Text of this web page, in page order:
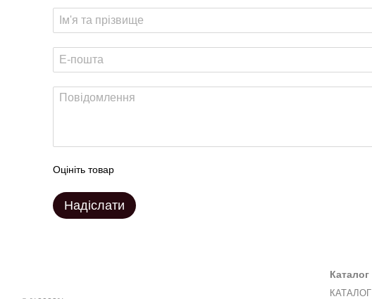
Оцініть товар
Надіслати
Каталог
КАТАЛОГ